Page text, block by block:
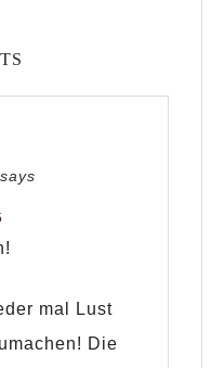
says
mal Lust
Die